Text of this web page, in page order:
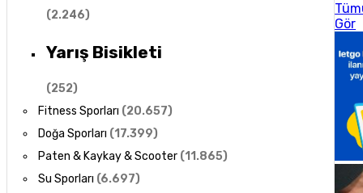
(2.246)
Yarış Bisikleti
(252)
Fitness Sporları (20.657)
Doğa Sporları (17.399)
Paten & Kaykay & Scooter (11.865)
Su Sporları (6.697)
Gör